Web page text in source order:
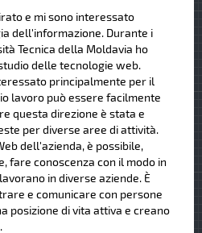
e mi sono interessato
dell'informazione. Durante i
Tecnica della Moldavia ho
delle tecnologie web.
principalmente per il
lavoro può essere facilmente
questa direzione è stata e
per diverse aree di attività.
dell'azienda, è possibile,
fare conoscenza con il modo in
in diverse aziende. È
e comunicare con persone
posizione di vita attiva e creano